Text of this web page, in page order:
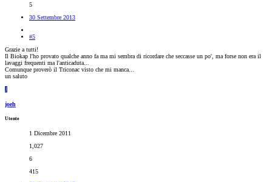
5
30 Settembre 2013
#5
Grazie a tutti!
Il Biokap l'ho provato qualche anno fa ma mi sembra di ricordare che seccasse un po', ma forse non era il
lavaggi frequenti ma l'anticaduta...
Comunque proverò il Triconac visto che mi manca...
un saluto
J
joeh
Utente
1 Dicembre 2011
1,027
6
415